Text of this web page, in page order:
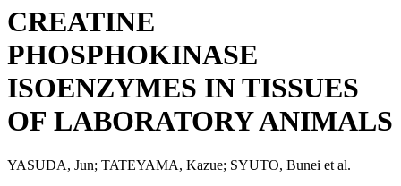
CREATINE
PHOSPHOKINASE
ISOENZYMES IN TISSUES
OF LABORATORY ANIMALS
YASUDA, Jun; TATEYAMA, Kazue; SYUTO, Bunei et al.